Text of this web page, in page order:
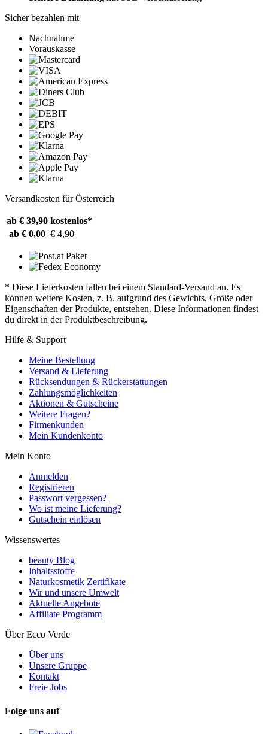
Sicher bezahlen mit
Nachnahme
Vorauskasse
Versandkosten für Österreich
ab € 39,90 kostenlos*
ab € 0,00 € 4,90
* Diese Lieferkosten fallen bei einem Standard-Versand an. Es
können weitere Kosten, z. B. aufgrund des Gewichts, Größe oder
Eigenschaften der Produkte, entstehen. Diese Informationen findest
du direkt in der Produktbeschreibung.
Hilfe & Support
Meine Bestellung
Versand & Lieferung
Rücksendungen & Rückerstattungen
Zahlungsmöglichkeiten
Aktionen & Gutscheine
Weitere Fragen?
Firmenkunden
Mein Kundenkonto
Mein Konto
Anmelden
Registrieren
Passwort vergessen?
Wo ist meine Lieferung?
Gutschein einlösen
Wissenswertes
beauty Blog
Inhaltsstoffe
Naturkosmetik Zertifikate
Wir und unsere Umwelt
Aktuelle Angebote
Affiliate Programm
Über Ecco Verde
Über uns
Unsere Gruppe
Kontakt
Freie Jobs
Folge uns auf